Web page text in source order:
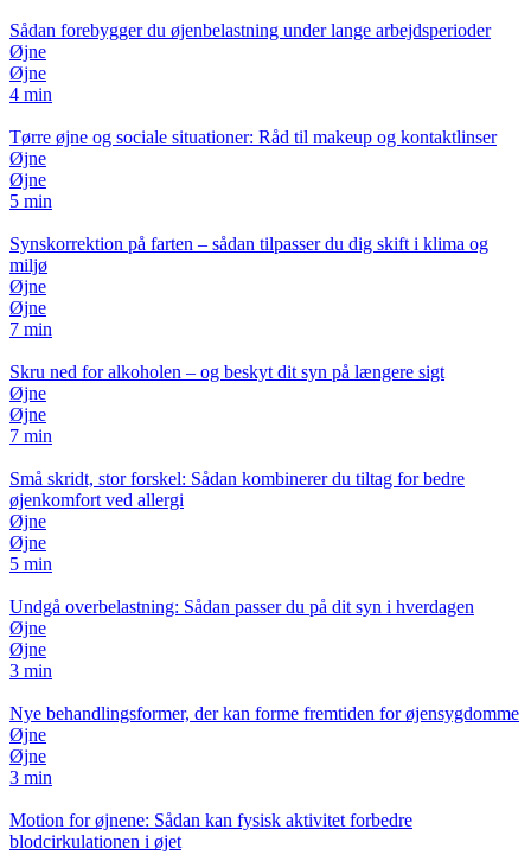
Sådan forebygger du øjenbelastning under lange arbejdsperioder
Øjne
Øjne
4 min
Tørre øjne og sociale situationer: Råd til makeup og kontaktlinser
Øjne
Øjne
5 min
Synskorrektion på farten – sådan tilpasser du dig skift i klima og
miljø
Øjne
Øjne
7 min
Skru ned for alkoholen – og beskyt dit syn på længere sigt
Øjne
Øjne
7 min
Små skridt, stor forskel: Sådan kombinerer du tiltag for bedre
øjenkomfort ved allergi
Øjne
Øjne
5 min
Undgå overbelastning: Sådan passer du på dit syn i hverdagen
Øjne
Øjne
3 min
Nye behandlingsformer, der kan forme fremtiden for øjensygdomme
Øjne
Øjne
3 min
Motion for øjnene: Sådan kan fysisk aktivitet forbedre
blodcirkulationen i øjet